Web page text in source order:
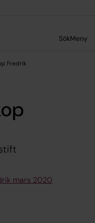
SökMeny
Fredrik
mars 2020